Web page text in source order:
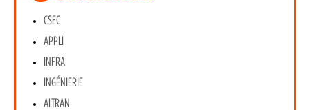
CSEC
APPLI
INFRA
INGÉNIERIE
ALTRAN